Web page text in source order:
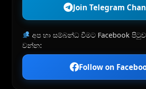
Join Telegram
අප හා සම්බන්ධ වීමට Facebook
වන්න:
Follow on